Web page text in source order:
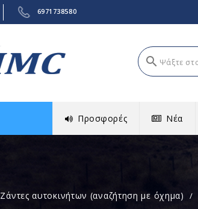
6971738580
search
Προσφορές Νέα
Ζάντες αυτοκινήτων (αναζήτηση με όχημα)